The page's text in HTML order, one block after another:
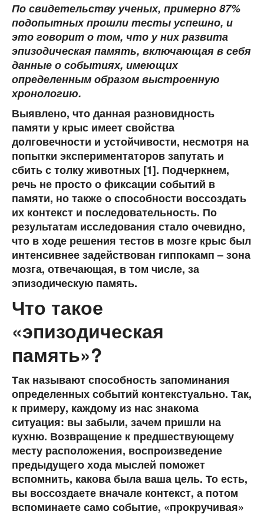
По свидетельству ученых, примерно 87%
подопытных прошли тесты успешно, и
это говорит о том, что у них развита
эпизодическая память, включающая в себя
данные о событиях, имеющих
определенным образом выстроенную
хронологию.
Выявлено, что данная разновидность
памяти у крыс имеет свойства
долговечности и устойчивости, несмотря на
попытки экспериментаторов запутать и
сбить с толку животных [1]. Подчеркнем,
речь не просто о фиксации событий в
памяти, но также о способности воссоздать
их контекст и последовательность. По
результатам исследования стало очевидно,
что в ходе решения тестов в мозге крыс был
интенсивнее задействован гиппокамп – зона
мозга, отвечающая, в том числе, за
эпизодическую память.
Что такое
«эпизодическая
память»?
Так называют способность запоминания
определенных событий контекстуально. Так,
к примеру, каждому из нас знакома
ситуация: вы забыли, зачем пришли на
кухню. Возвращение к предшествующему
месту расположения, воспроизведение
предыдущего хода мыслей поможет
вспомнить, какова была ваша цель. То есть,
вы воссоздаете вначале контекст, а потом
вспоминаете само событие, «прокручивая»